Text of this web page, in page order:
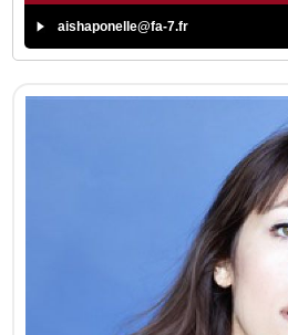
aishaponelle@fa-7.fr